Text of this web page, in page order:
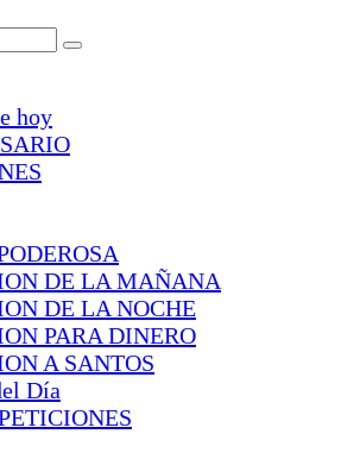
hoy
DE LA MAÑANA
DE LA NOCHE
PARA DINERO
A SANTOS
Día